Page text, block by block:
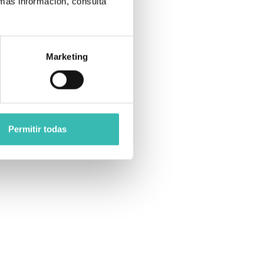
Marketing
Permitir todas